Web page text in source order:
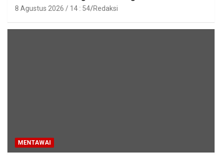
Asrama SMAN 2 Sipora
8 Agustus 2026 / 14 : 54 Redaksi
MENTAWAI